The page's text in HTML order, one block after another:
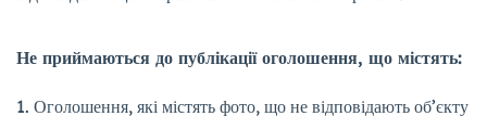
Не приймаються до публікаціїоголошення, що містять:
Оголошення, які містять фото, що не відповідають об’єкту